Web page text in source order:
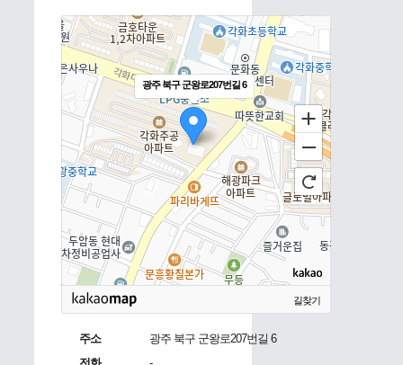
광주 북구 군왕로207번길 6
길찾기
주소
광주 북구 군왕로207번길 6